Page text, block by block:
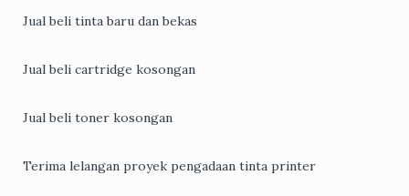
Jual beli tinta baru dan bekas
Jual beli cartridge kosongan
Jual beli toner kosongan
Terima lelangan proyek pengadaan tinta printer